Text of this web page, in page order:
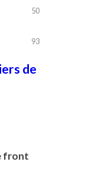
50
93
de
front